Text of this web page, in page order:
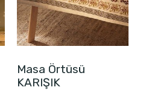
Masa Örtüsü
KARIŞIK